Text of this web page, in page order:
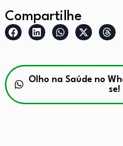
Compartilhe
Olho na Saúde no
se!